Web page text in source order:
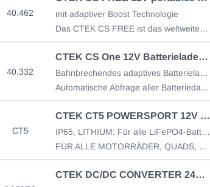
40.462
mit adaptiver Boost Technologie
Das CTEK CS FREE ist das weltweite erste tragbare
40.332
CTEK CS One 12V Batterieladegerät 8A
Bahnbrechendes adaptives Batterielade- u. Wartungsgerät
Automatische Abfrage aller Batteriedaten
CT5
CTEK CT5 POWERSPORT 12V Batterieladegerät 2.3A
IP65, LITHIUM: Für alle LiFePO4-Batterien (40-309)
FÜR ALLE MOTORRÄDER, QUADS, JETSKIS UND MOTORSCHLITTEN
CTEK DC/DC CONVERTER 24V / D250TS